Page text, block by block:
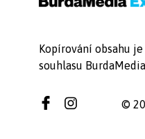
Kopírování obsahu
souhlasu
©